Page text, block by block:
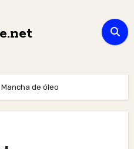
Mancha de óleo